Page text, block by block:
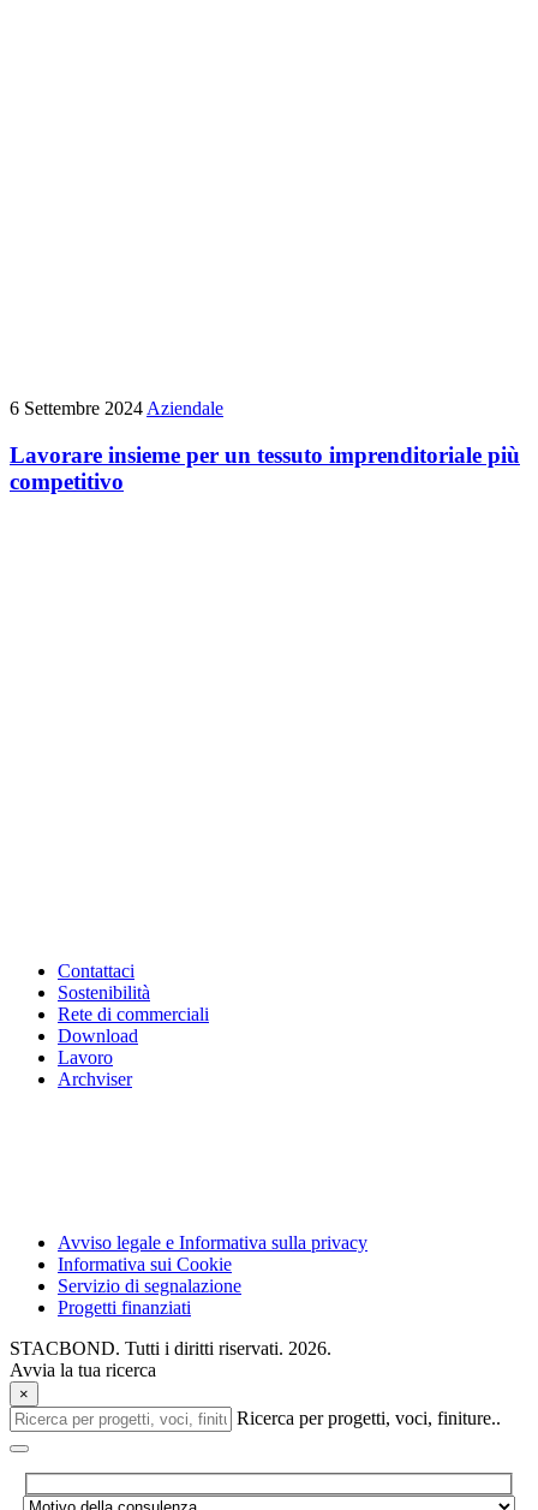
6 Settembre 2024 Aziendale
Lavorare insieme per un tessuto imprenditoriale più
competitivo
Contattaci
Sostenibilità
Rete di commerciali
Download
Lavoro
Archviser
Avviso legale e Informativa sulla privacy
Informativa sui Cookie
Servizio di segnalazione
Progetti finanziati
STACBOND. Tutti i diritti riservati. 2026.
Avvia la tua ricerca
×
Ricerca per progetti, voci, finiture..